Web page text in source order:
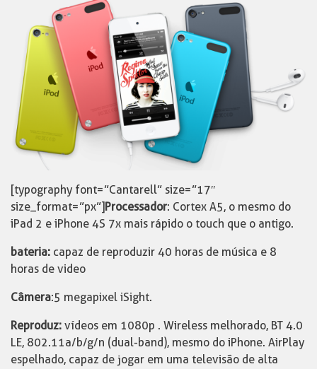
[typography font=”Cantarell” size=”17″
size_format=”px”] Processador: Cortex A5, o mesmo do
iPad 2 e iPhone 4S 7x mais rápido o touch que o antigo.
bateria: capaz de reproduzir 40 horas de música e 8
horas de video
Câmera:5 megapixel iSight.
Reproduz: vídeos em 1080p . Wireless melhorado, BT 4.0
LE, 802.11a/b/g/n (dual-band), mesmo do iPhone. AirPlay
espelhado, capaz de jogar em uma televisão de alta